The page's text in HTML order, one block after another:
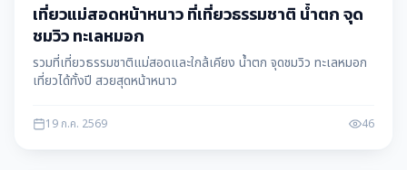
เที่ยวแม่สอดหน้าหนาว ที่เที่ยวธรรมชาติ น้ำตก จุด
ชมวิว ทะเลหมอก
รวมที่เที่ยวธรรมชาติแม่สอดและใกล้เคียง น้ำตก จุดชมวิว ทะเลหมอก
เที่ยวได้ทั้งปี สวยสุดหน้าหนาว
19 ก.ค. 2569 46